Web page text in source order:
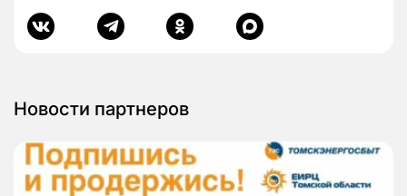
Новости партнеров